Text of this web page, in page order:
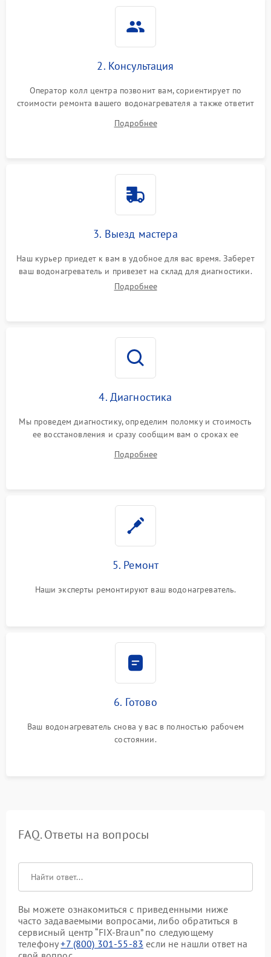
2. Консультация
Оператор колл центра позвонит вам, сориентирует по
стоимости ремонта вашего водонагревателя а также ответит
Подробнее
3. Выезд мастера
Наш курьер приедет к вам в удобное для вас время. Заберет
ваш водонагреватель и привезет на склад для диагностики.
Подробнее
4. Диагностика
Мы проведем диагностику, определим поломку и стоимость
ее восстановления и сразу сообщим вам о сроках ее
Подробнее
5. Ремонт
Наши эксперты ремонтируют ваш водонагреватель.
6. Готово
Ваш водонагреватель снова у вас в полностью рабочем
состоянии.
FAQ. Ответы на вопросы
Вы можете ознакомиться с приведенными ниже
часто задаваемыми вопросами, либо обратиться в
сервисный центр “FIX-Braun” по следующему
телефону+7 (800) 301-55-83 если не нашли ответ на